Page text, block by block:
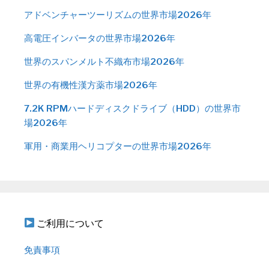
アドベンチャーツーリズムの世界市場2026年
高電圧インバータの世界市場2026年
世界のスパンメルト不織布市場2026年
世界の有機性漢方薬市場2026年
7.2K RPMハードディスクドライブ（HDD）の世界市
場2026年
軍用・商業用ヘリコプターの世界市場2026年
ご利用について
免責事項